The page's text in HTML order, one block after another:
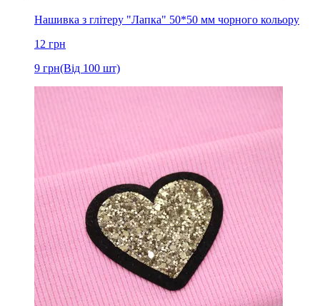
Нашивка з глітеру "Лапка" 50*50 мм чорного кольору
12 грн
9 грн(Від 100 шт)